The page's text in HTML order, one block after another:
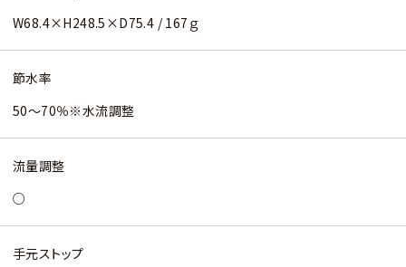
W68.4×H248.5×D75.4 / 167ｇ
節水率
50～70％※水流調整
流量調整
○
手元ストップ